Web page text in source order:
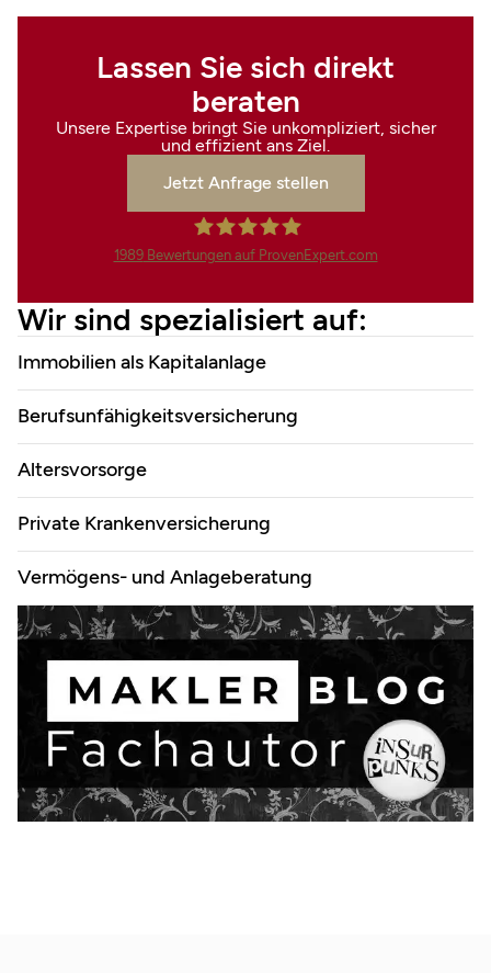
Lassen Sie sich direkt
beraten
Unsere Expertise bringt Sie unkompliziert, sicher
und effizient ans Ziel.
Jetzt Anfrage stellen
1989Bewertungen auf ProvenExpert.com
Wir sind spezialisiert auf:
Immobilien als Kapitalanlage
Berufsunfähigkeitsversicherung
Altersvorsorge
Private Krankenversicherung
Vermögens- und Anlageberatung